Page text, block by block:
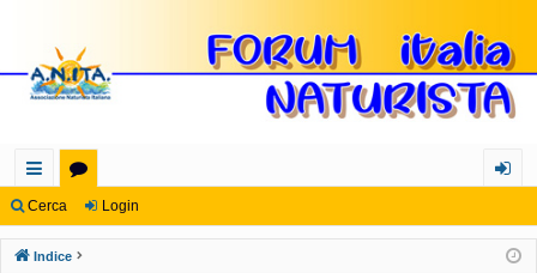
oll
eg
u
in
Cerca Login
Indice